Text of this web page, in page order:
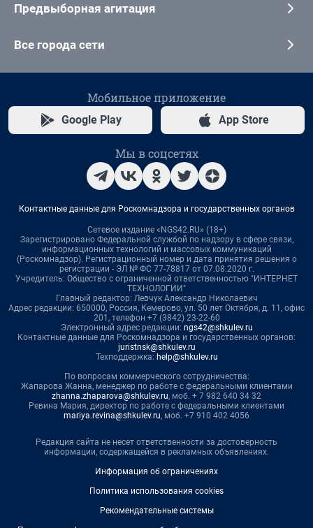
Предвыборная агитация
Все города сети
Мобильное приложение
Google Play App Store
Мы в соцсетях
Контактные данные для Роскомнадзора и государственных органов
Сетевое издание «NGS42.RU» (18+)
Зарегистрировано Федеральной службой по надзору в сфере связи,
информационных технологий и массовых коммуникаций
(Роскомнадзор). Регистрационный номер и дата принятия решения о
регистрации - ЭЛ № ФС 77-78817 от 07.08.2020 г.
Учредитель: Общество с ограниченной ответственностью "ИНТЕРНЕТ
ТЕХНОЛОГИИ"
Главный редактор: Левчук Александр Николаевич
Адрес редакции: 650000, Россия, Кемерово, ул. 50 лет Октября, д. 11, офис
201, телефон +7 (3842) 23-22-60
Электронный адрес редакции: ngs42@shkulev.ru
Контактные данные для Роскомнадзора и государственных органов:
juristnsk@shkulev.ru
Техподдержка: help@shkulev.ru
По вопросам коммерческого сотрудничества:
Жапарова Жанна, менеджер по работе с федеральными клиентами
zhanna.zhaparova@shkulev.ru, моб. + 7 982 640 34 32
Ревина Мария, директор по работе с федеральными клиентами
mariya.revina@shkulev.ru, моб. +7 910 402 4056
Редакция сайта не несет ответственности за достоверность
информации, содержащейся в рекламных объявлениях.
Информация об ограничениях
Политика использования cookies
Рекомендательные системы